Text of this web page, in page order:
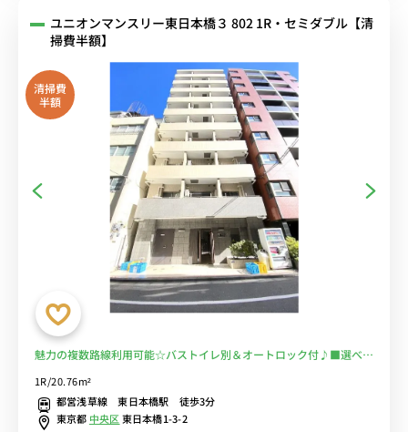
ユニオンマンスリー東日本橋３ 802 1R・セミダブル【清
掃費半額】
清掃費
半額
魅力の複数路線利用可能☆バストイレ別＆オートロック付♪■選べる
1R/20.76m²
都営浅草線 東日本橋駅 徒歩3分
東京都 中央区東日本橋1-3-2